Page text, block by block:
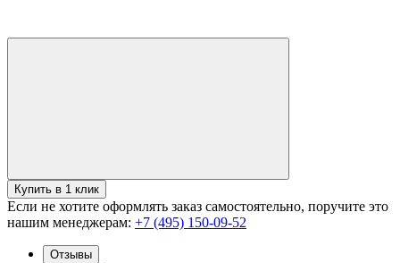
Купить в 1 клик
Если не хотите оформлять заказ самостоятельно, поручите это
нашим менеджерам: +7 (495) 150-09-52
Отзывы